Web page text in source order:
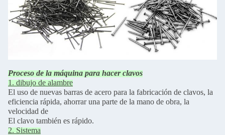
Proceso de la máquina para hacer clavos
1. dibujo de alambre
El uso de nuevas barras de acero para la fabricación de clavos, la
eficiencia rápida, ahorrar una parte de la mano de obra, la
velocidad de
El clavo también es rápido.
2. Sistema